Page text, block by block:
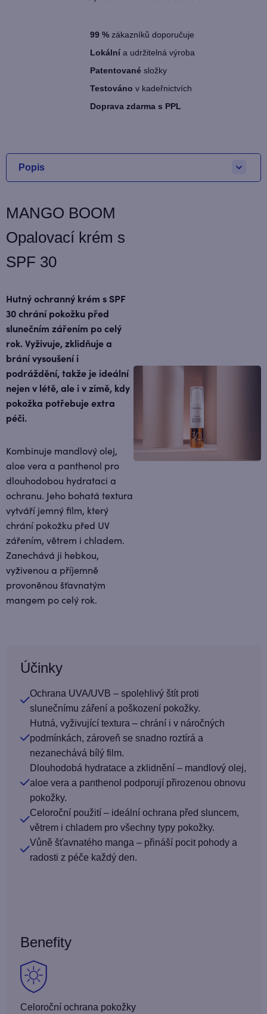
99 % zákazníků doporučuje
Lokální a udržitelná výroba
Patentované složky
Testováno v kadeřnictvích
Doprava zdarma s PPL
Popis
MANGO BOOM
Opalovací krém s
SPF 30
Hutný ochranný krém s SPF
30 chrání pokožku před
slunečním zářením po celý
rok. Vyživuje, zklidňuje a
brání vysoušení i
podráždění, takže je ideální
nejen v létě, ale i v zimě, kdy
pokožka potřebuje extra
péči.
Kombinuje mandlový olej,
aloe vera a panthenol pro
dlouhodobou hydrataci a
ochranu. Jeho bohatá textura
vytváří jemný film, který
chrání pokožku před UV
zářením, větrem i chladem.
Zanechává ji hebkou,
vyživenou a příjemně
provoněnou šťavnatým
mangem po celý rok.
Účinky
Ochrana UVA/UVB – spolehlivý štít proti
slunečnímu záření a poškození pokožky.
Hutná, vyživující textura – chrání i v náročných
podmínkách, zároveň se snadno roztírá a
nezanechává bílý film.
Dlouhodobá hydratace a zklidnění – mandlový olej,
aloe vera a panthenol podporují přirozenou obnovu
pokožky.
Celoroční použití – ideální ochrana před sluncem,
větrem i chladem pro všechny typy pokožky.
Vůně šťavnatého manga – přináší pocit pohody a
radosti z péče každý den.
Benefity
Celoroční ochrana pokožky